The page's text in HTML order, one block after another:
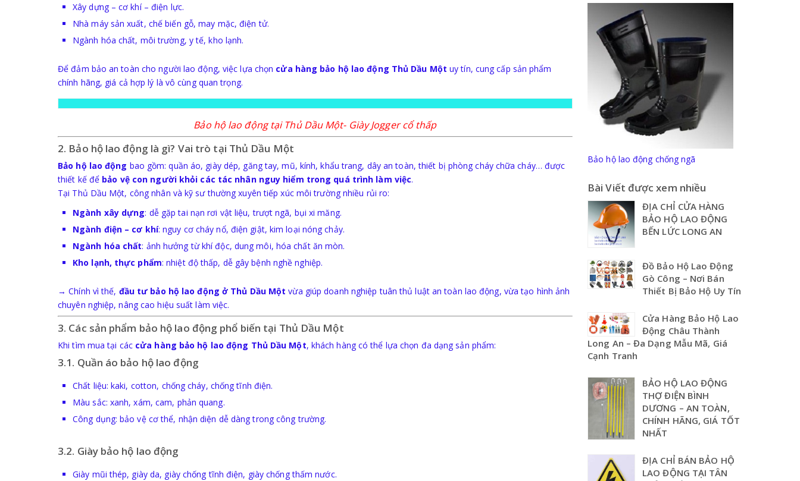
Xây dựng – cơ khí – điện lực.
Nhà máy sản xuất, chế biến gỗ, may mặc, điện tử.
Ngành hóa chất, môi trường, y tế, kho lạnh.
Để đảm bảo an toàn cho người lao động, việc lựa chọn cửa hàng bảo hộ lao động Thủ Dầu Một uy tín, cung cấp sản phẩm
chính hãng, giá cả hợp lý là vô cùng quan trọng.
Bảo hộ lao động tại Thủ Dầu Một- Giày Jogger cổ thấp
2. Bảo hộ lao động là gì? Vai trò tại Thủ Dầu Một
Bảo hộ lao động bao gồm: quần áo, giày dép, găng tay, mũ, kính, khẩu trang, dây an toàn, thiết bị phòng cháy chữa cháy… được
thiết kế để bảo vệ con người khỏi các tác nhân nguy hiểm trong quá trình làm việc.
Tại Thủ Dầu Một, công nhân và kỹ sư thường xuyên tiếp xúc môi trường nhiều rủi ro:
Ngành xây dựng: dễ gặp tai nạn rơi vật liệu, trượt ngã, bụi xi măng.
Ngành điện – cơ khí: nguy cơ cháy nổ, điện giật, kim loại nóng chảy.
Ngành hóa chất: ảnh hưởng từ khí độc, dung môi, hóa chất ăn mòn.
Kho lạnh, thực phẩm: nhiệt độ thấp, dễ gây bệnh nghề nghiệp.
→ Chính vì thế, đầu tư bảo hộ lao động ở Thủ Dầu Một vừa giúp doanh nghiệp tuân thủ luật an toàn lao động, vừa tạo hình ảnh
chuyên nghiệp, nâng cao hiệu suất làm việc.
3. Các sản phẩm bảo hộ lao động phổ biến tại Thủ Dầu Một
Khi tìm mua tại các cửa hàng bảo hộ lao động Thủ Dầu Một, khách hàng có thể lựa chọn đa dạng sản phẩm:
3.1. Quần áo bảo hộ lao động
Chất liệu: kaki, cotton, chống cháy, chống tĩnh điện.
Màu sắc: xanh, xám, cam, phản quang.
Công dụng: bảo vệ cơ thể, nhận diện dễ dàng trong công trường.
3.2. Giày bảo hộ lao động
Giày mũi thép, giày da, giày chống tĩnh điện, giày chống thấm nước.
Bảo hộ lao động chống ngã
Bài Viết được xem nhiều
ĐỊA CHỈ CỬA HÀNG
BẢO HỘ LAO ĐỘNG
BẾN LỨC LONG AN
Đồ Bảo Hộ Lao Động
Gò Công – Nơi Bán
Thiết Bị Bảo Hộ Uy Tín
Cửa Hàng Bảo Hộ Lao
Động Châu Thành
Long An – Đa Dạng Mẫu Mã, Giá
Cạnh Tranh
BẢO HỘ LAO ĐỘNG
THỢ ĐIỆN BÌNH
DƯƠNG – AN TOÀN,
CHÍNH HÃNG, GIÁ TỐT
NHẤT
ĐỊA CHỈ BÁN BẢO HỘ
LAO ĐỘNG TẠI TÂN